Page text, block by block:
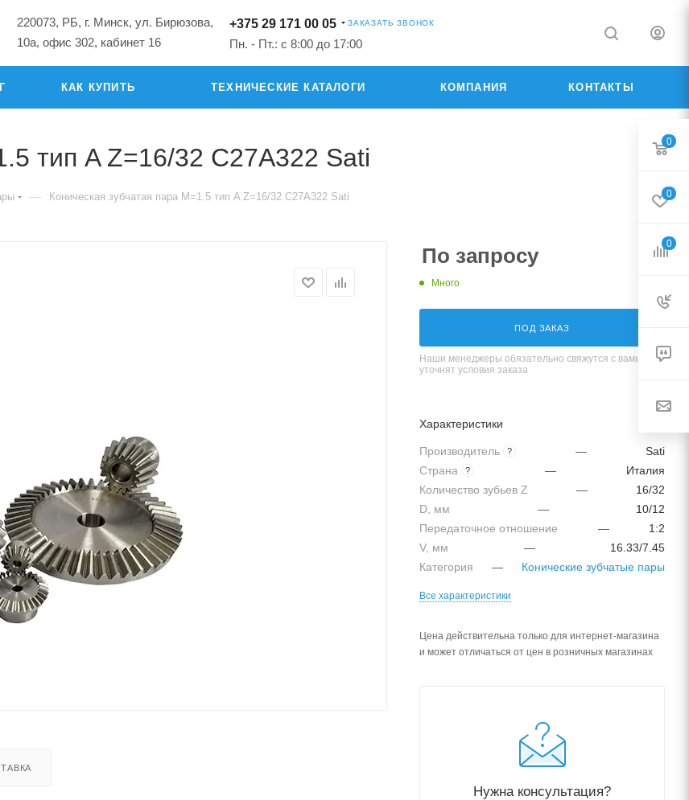
220073, РБ, г. Минск, ул. Бирюзова,
10а, офис 302, кабинет 16
+375 29 171 00 05 ЗАКАЗАТЬ ЗВОНОК
Пн. - Пт.: с 8:00 до 17:00
КАК КУПИТЬ ТЕХНИЧЕСКИЕ КАТАЛОГИ КОМПАНИЯ КОНТАКТЫ
тип A Z=16/32 C27A322 Sati
— Коническая зубчатая пара M=1.5 тип A Z=16/32 C27A322 Sati
По запросу
Много
ПОД ЗАКАЗ
Наши менеджеры обязательно свяжутся с вами и
уточнят условия заказа
Характеристики
Производитель ? —
Sati
Страна
? —
Италия
Количество зубьев Z
—
16/32
D, мм
—
10/12
Передаточное отношение
—
1:2
V, мм
—
16.33/7.45
Категория
— Конические зубчатые пары
Все характеристики
Цена действительна только для интернет-магазина
и может отличаться от цен в розничных магазинах
Нужна консультация?
0
0
0